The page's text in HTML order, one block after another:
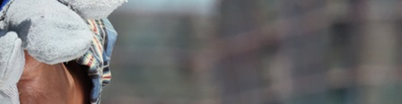
Gutachter in Köln
Gutachter in München
Gutachter in Stuttgart